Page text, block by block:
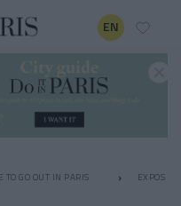
EN
TO GO OUT IN PARIS EXPOS